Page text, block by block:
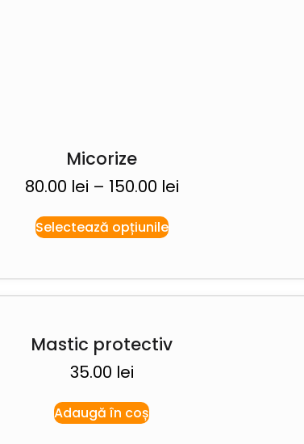
Micorize
80.00 lei – 150.00 lei
Selectează opțiunile
Mastic protectiv
35.00 lei
Adaugă în coș